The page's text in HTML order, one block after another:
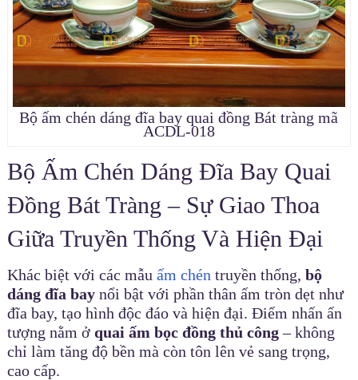
Bộ ấm chén dáng đĩa bay quai đồng Bát tràng mã
ACDL-018
Bộ Ấm Chén Dáng Đĩa Bay Quai
Đồng Bát Tràng – Sự Giao Thoa
Giữa Truyền Thống Và Hiện Đại
Khác biệt với các mẫu ấm chén truyền thống, bộ
dáng đĩa baynổi bật với phần thân ấm tròn dẹt như
đĩa bay, tạo hình độc đáo và hiện đại. Điểm nhấn ấn
tượng nằm ở quai ấm bọc đồng thủ công– không
chỉ làm tăng độ bền mà còn tôn lên vẻ sang trọng,
cao cấp.